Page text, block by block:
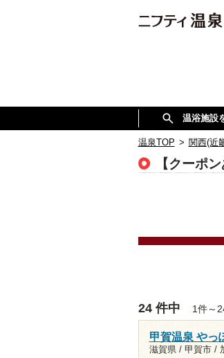
温浴施設
温泉TOP > 関西(近
【クーポ
24 件中 1件～
甲賀温泉 やっ
滋賀県 / 甲賀市 /